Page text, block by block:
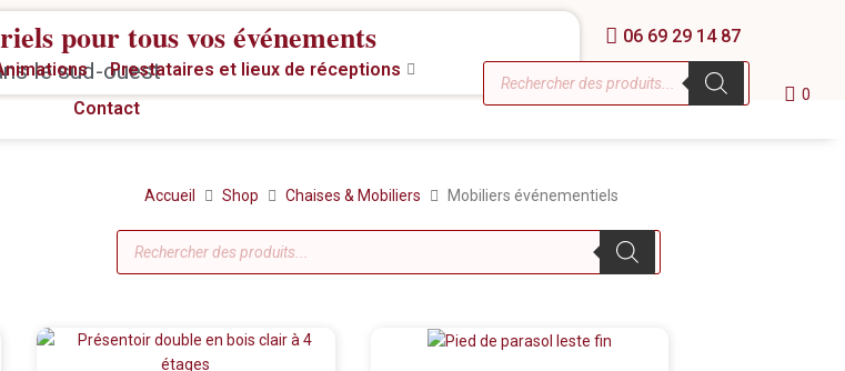
pour tous vos événements
le sud-ouest
06 69 29 14 87
Prestataires et lieux de réceptions
Contact
0
Accueil Shop Chaises & Mobiliers Mobiliers événementiels